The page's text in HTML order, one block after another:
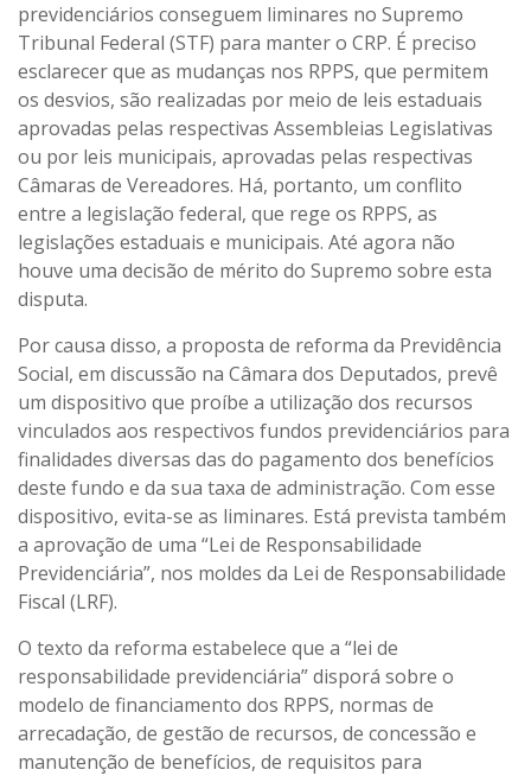
previdenciários conseguem liminares no Supremo
Tribunal Federal (STF) para manter o CRP. É preciso
esclarecer que as mudanças nos RPPS, que permitem
os desvios, são realizadas por meio de leis estaduais
aprovadas pelas respectivas Assembleias Legislativas
ou por leis municipais, aprovadas pelas respectivas
Câmaras de Vereadores. Há, portanto, um conflito
entre a legislação federal, que rege os RPPS, as
legislações estaduais e municipais. Até agora não
houve uma decisão de mérito do Supremo sobre esta
disputa.
Por causa disso, a proposta de reforma da Previdência
Social, em discussão na Câmara dos Deputados, prevê
um dispositivo que proíbe a utilização dos recursos
vinculados aos respectivos fundos previdenciários para
finalidades diversas das do pagamento dos benefícios
deste fundo e da sua taxa de administração. Com esse
dispositivo, evita-se as liminares. Está prevista também
a aprovação de uma “Lei de Responsabilidade
Previdenciária”, nos moldes da Lei de Responsabilidade
Fiscal (LRF).
O texto da reforma estabelece que a “lei de
responsabilidade previdenciária” disporá sobre o
modelo de financiamento dos RPPS, normas de
arrecadação, de gestão de recursos, de concessão e
manutenção de benefícios, de requisitos para